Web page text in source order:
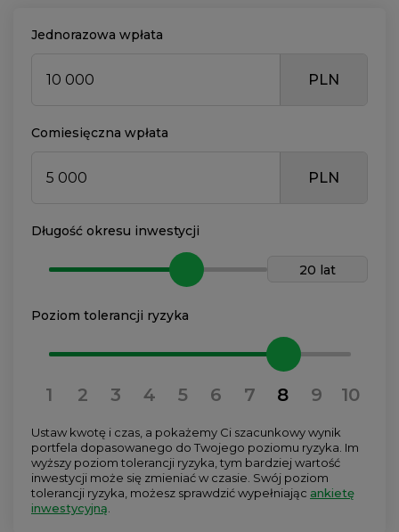
Jednorazowa wpłata
PLN
Comiesięczna wpłata
PLN
Długość okresu inwestycji
20 lat
Poziom tolerancji ryzyka
1 2 3 4 5 6 7 8 9 10
Ustaw kwotę i czas, a pokażemy Ci szacunkowy wynik
portfela dopasowanego do Twojego poziomu ryzyka. Im
wyższy poziom tolerancji ryzyka, tym bardziej wartość
inwestycji może się zmieniać w czasie. Swój poziom
tolerancji ryzyka, możesz sprawdzić wypełniając ankietę
inwestycyjną